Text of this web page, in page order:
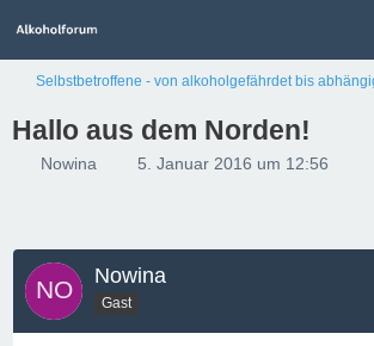
Selbstbetroffene - von alkoholgefährdet bis
Hallo aus dem Norden!
Nowina 5. Januar 2016 um 12:56
Nowina
Gast